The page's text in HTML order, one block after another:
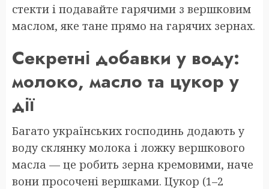
стекти і подавайте гарячими з вершковим
маслом, яке тане прямо на гарячих зернах.
Секретні добавки у воду:
молоко, масло та цукор у
дії
Багато українських господинь додають у
воду склянку молока і ложку вершкового
масла — це робить зерна кремовими, наче
вони просочені вершками. Цукор (1–2